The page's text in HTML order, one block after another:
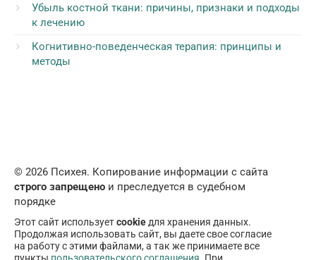
Убыль костной ткани: причины, признаки и подходы
к лечению
Когнитивно-поведенческая терапия: принципы и
методы
© 2026 Психея. Копирование информации с сайта
строго запрещено и преследуется в судебном
порядке
Этот сайт используетcookie для хранения данных.
Продолжая использовать сайт, вы даете свое согласие
на работу с этими файлами, а так же принимаете все